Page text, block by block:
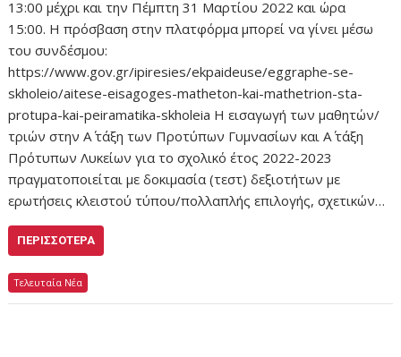
13:00 μέχρι και την Πέμπτη 31 Μαρτίου 2022 και ώρα
15:00. Η πρόσβαση στην πλατφόρμα μπορεί να γίνει μέσω
του συνδέσμου:
https://www.gov.gr/ipiresies/ekpaideuse/eggraphe-se-
skholeio/aitese-eisagoges-matheton-kai-mathetrion-sta-
protupa-kai-peiramatika-skholeia Η εισαγωγή των μαθητών/
τριών στην Α΄ τάξη των Προτύπων Γυμνασίων και Α΄ τάξη
Πρότυπων Λυκείων για το σχολικό έτος 2022-2023
πραγματοποιείται με δοκιμασία (τεστ) δεξιοτήτων με
ερωτήσεις κλειστού τύπου/πολλαπλής επιλογής, σχετικών…
ΠΕΡΙΣΣΌΤΕΡΑ
Τελευταία Νέα